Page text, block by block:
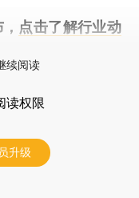
点击了解行业动
续阅读
读权限
升级